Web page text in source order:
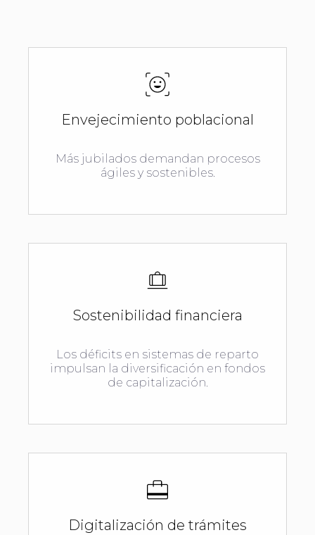
Envejecimiento poblacional
Más jubilados demandan procesos
ágiles y sostenibles.
Sostenibilidad financiera
Los déficits en sistemas de reparto
impulsan la diversificación en fondos
de capitalización.
Digitalización de trámites